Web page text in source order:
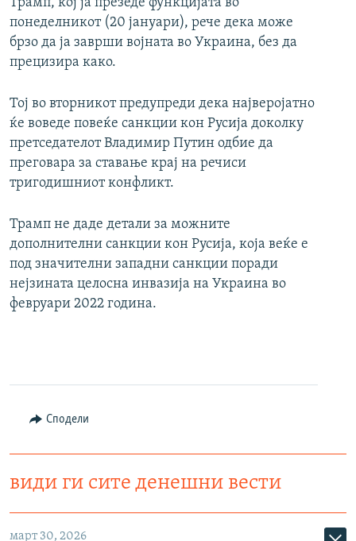
Auto 360p
720p
1080p
понеделникот (20 јануари), рече дека може
брзо да ја заврши војната во Украина, без да
прецизира како.
Тој во вторникот предупреди дека најверојатно
ќе воведе повеќе санкции кон Русија доколку
претседателот Владимир Путин одбие да
преговара за ставање крај на речиси
тригодишниот конфликт.
Трамп не даде детали за можните
дополнителни санкции кон Русија, која веќе е
под значителни западни санкции поради
нејзината целосна инвазија на Украина во
февруари 2022 година.
Сподели
види ги сите денешни вести
март 30, 2026